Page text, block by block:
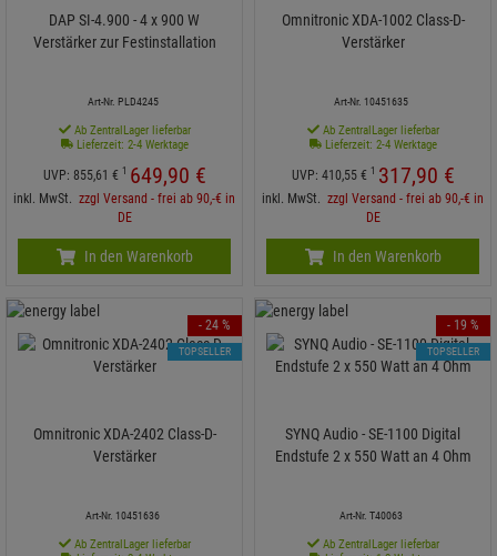
DAP SI-4.900 - 4 x 900 W
Verstärker zur Festinstallation
Art-Nr. PLD4245
Ab ZentralLager lieferbar
Lieferzeit: 2-4 Werktage
UVP: 855, 61 € 1 649,90 €
inkl. MwSt. zzgl Versand - frei ab 90,-€ in
DE
In den Warenkorb
Omnitronic XDA-1002 Class-D-
Verstärker
Art-Nr. 10451635
Ab ZentralLager lieferbar
Lieferzeit: 2-4 Werktage
UVP: 410, 55 € 1 317,90 €
inkl. MwSt. zzgl Versand - frei ab 90,-€ in
DE
In den Warenkorb
Omnitronic XDA-2402 Class-D-
Verstärker
Art-Nr. 10451636
Ab ZentralLager lieferbar
- 24 %
TOPSELLER
SYNQ Audio - SE-1100 Digital
Endstufe 2 x 550 Watt an 4 Ohm
Art-Nr. T40063
Ab ZentralLager lieferbar
- 19 %
TOPSELLER